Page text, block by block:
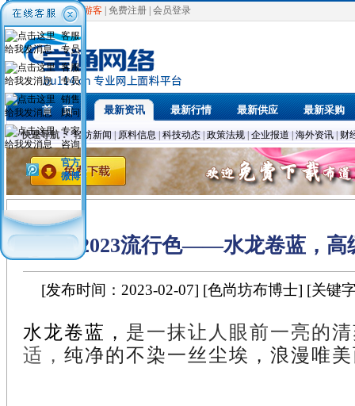
欢迎光临，游客 免费注册 会员登录
首 页 最新资讯 最新行情 最新供应 最新采购
快速导航： 轻纺新闻 原料信息 科技动态 政策法规 企业报道 海外资讯 财
2023流行色——水龙卷蓝，高
[发布时间：2023-02-07] [色尚坊布博士] [关键
水龙卷蓝， 是一抹让人眼前一亮的
适， 纯净的不染一丝尘埃，浪漫唯
客服
专员
客服
专员
销售
顾问
专家
咨询
官方
微博